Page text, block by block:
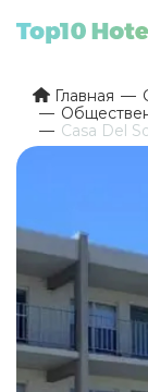
Главная
Casa Del